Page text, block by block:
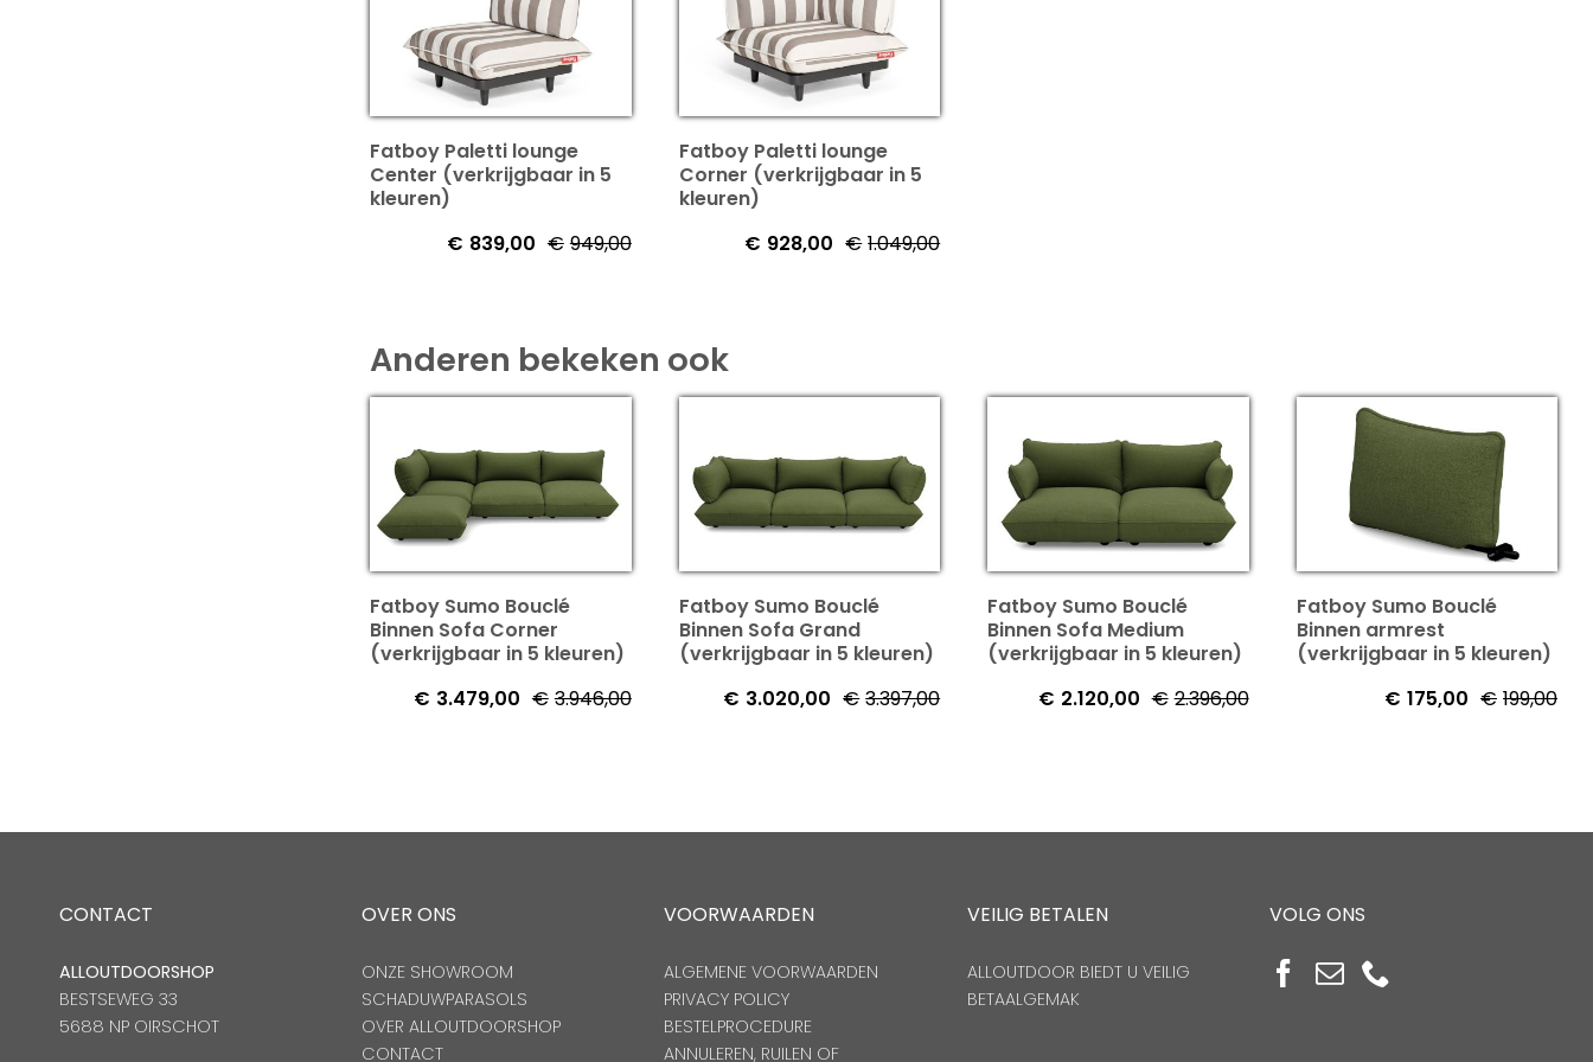
Fatboy Paletti lounge
Center (verkrijgbaar in 5
kleuren)
€ 949,00
€ 839,00
Fatboy Paletti lounge
Corner (verkrijgbaar in 5
kleuren)
€ 1.049,00
€ 928,00
Anderen bekeken ook
Fatboy Sumo Bouclé
Binnen Sofa Corner
(verkrijgbaar in 5 kleuren)
€ 3.946,00
€ 3.479,00
Fatboy Sumo Bouclé
Binnen Sofa Grand
(verkrijgbaar in 5 kleuren)
€ 3.397,00
€ 3.020,00
Fatboy Sumo Bouclé
Binnen Sofa Medium
(verkrijgbaar in 5 kleuren)
€ 2.396,00
€ 2.120,00
Fatboy Sumo Bouclé
Binnen armrest
(verkrijgbaar in 5 kleuren)
€ 199,00
€ 175,00
CONTACT
ALLOUTDOORSHOP
BESTSEWEG 33
5688 NP OIRSCHOT
OVER ONS
ONZE SHOWROOM
SCHADUWPARASOLS
OVER ALLOUTDOORSHOP
CONTACT
VOORWAARDEN
ALGEMENE VOORWAARDEN
PRIVACY POLICY
BESTELPROCEDURE
ANNULEREN, RUILEN OF
VEILIG BETALEN
ALLOUTDOOR BIEDT U VEILIG
BETAALGEMAK
VOLG ONS